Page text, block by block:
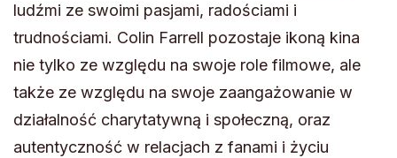
ludźmi ze swoimi pasjami, radościami i
trudnościami. Colin Farrell pozostaje ikoną kina
nie tylko ze względu na swoje role filmowe, ale
także ze względu na swoje zaangażowanie w
działalność charytatywną i społeczną, oraz
autentyczność w relacjach z fanami i życiu